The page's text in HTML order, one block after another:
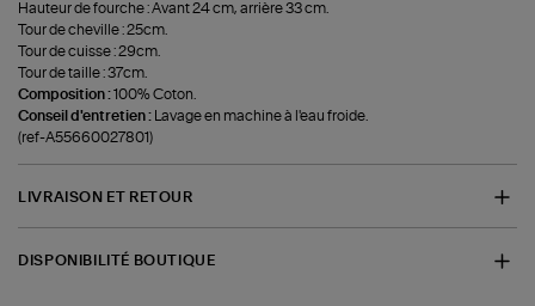
Hauteur de fourche : Avant 24 cm, arrière 33 cm.
Tour de cheville : 25cm.
Tour de cuisse : 29cm.
Tour de taille : 37cm.
Composition :100% Coton.
Conseil d'entretien :
Lavage en machine à l'eau froide.
(ref-A55660027801)
LIVRAISON ET RETOUR
DISPONIBILITÉ BOUTIQUE